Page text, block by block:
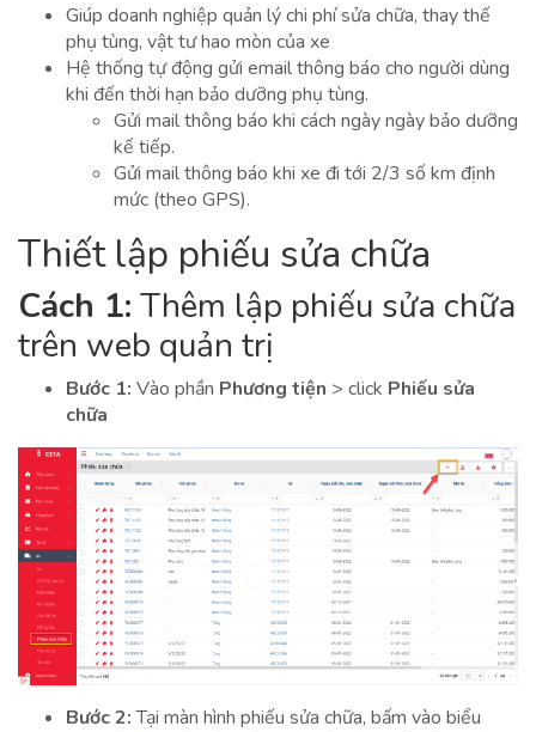
Giúp doanh nghiệp quản lý chi phí sửa chữa, thay thế
phụ tùng, vật tư hao mòn của xe
Hệ thống tự động gửi email thông báo cho người dùng
khi đến thời hạn bảo dưỡng phụ tùng.
Gửi mail thông báo khi cách ngày ngày bảo dưỡng
kế tiếp.
Gửi mail thông báo khi xe đi tới 2/3 số km định
mức (theo GPS).
Thiết lập phiếu sửa chữa
Cách 1: Thêm lập phiếu sửa chữa
trên web quản trị
Bước 1: Vào phần Phương tiện > click Phiếu sửa
chữa
Bước 2:Tại màn hình phiếu sửa chữa, bấm vào biểu